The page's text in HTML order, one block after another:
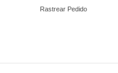
Rastrear Pedido